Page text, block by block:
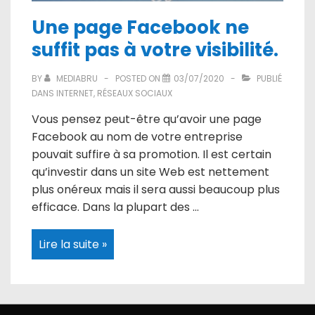
Une page Facebook ne
suffit pas à votre visibilité.
BY MEDIABRU POSTED ON 03/07/2020
PUBLIÉ
DANS INTERNET, RÉSEAUX SOCIAUX
Vous pensez peut-être qu’avoir une page
Facebook au nom de votre entreprise
pouvait suffire à sa promotion. Il est certain
qu’investir dans un site Web est nettement
plus onéreux mais il sera aussi beaucoup plus
efficace. Dans la plupart des …
Une
page
Facebook
à
Lire la suite »